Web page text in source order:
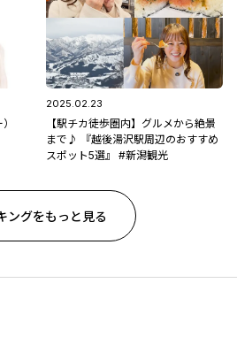
2025.02.23
【駅チカ徒歩圏内】グルメから絶景
まで♪ 『越後湯沢駅周辺のおすすめ
スポット5選』 #新潟観光
ングをもっと見る